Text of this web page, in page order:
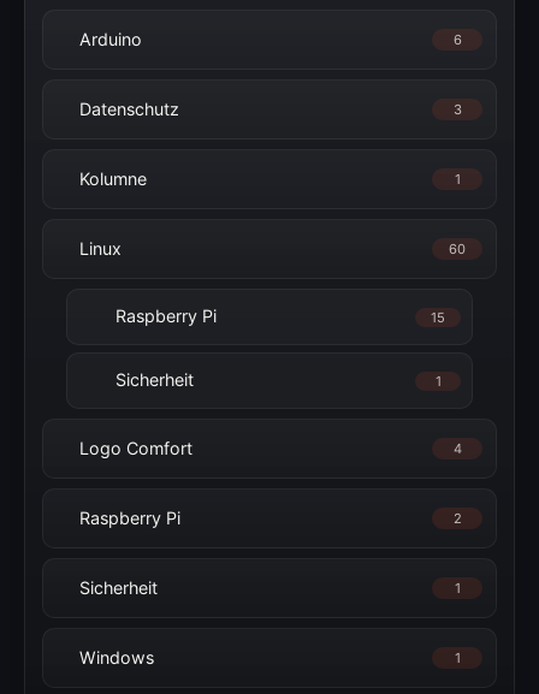
Arduino 6
Datenschutz 3
Kolumne 1
Linux 60
Raspberry Pi 15
Sicherheit 1
Logo Comfort 4
Raspberry Pi 2
Sicherheit 1
Windows 1